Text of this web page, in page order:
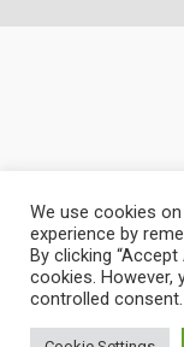
Kontakta
Järlbrink,
registrerad
We use cookies
experience by
By clicking
cookies. However,
controlled consent.